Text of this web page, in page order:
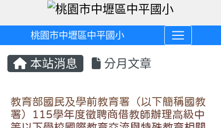
桃園市中壢區中平國小
本站消息 分月文章
教育部國民及學前教育署（以下簡稱國教
署）115學年度徵聘商借教師辦理高級中